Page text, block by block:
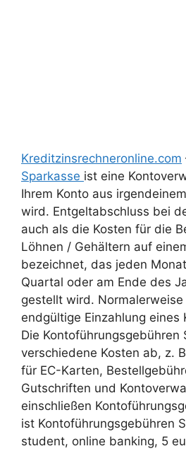
Kreditzinsrechneronline.com
Sparkasse ist eine
Ihrem Konto aus
wird. Entgeltabschluss bei
auch als die Kosten für die
Löhnen / Gehältern auf
bezeichnet, das jeden
Quartal oder am Ende des
gestellt wird.
endgültige Einzahlung eines
Die Kontoführungsgebühren
verschiedene Kosten ab, z.
für EC-Karten,
Gutschriften und
einschließen
ist Kontoführungsgebühren
student, online banking, 5